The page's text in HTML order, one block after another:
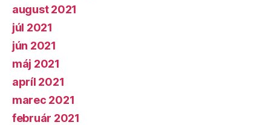
august 2021
júl 2021
jún 2021
máj 2021
apríl 2021
marec 2021
február 2021